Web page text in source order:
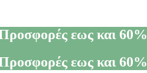
εως και 60%
εως και 60%